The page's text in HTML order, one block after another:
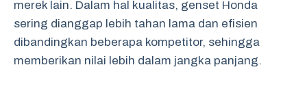
merek lain. Dalam hal kualitas, genset Honda
sering dianggap lebih tahan lama dan efisien
dibandingkan beberapa kompetitor, sehingga
memberikan nilai lebih dalam jangka panjang.